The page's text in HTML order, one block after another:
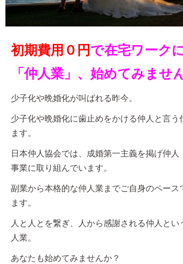
初期費用０円 で在宅ワーク
「仲人業」、始めてみませ
少子化や晩婚化が叫ばれる昨今。
少子化や晩婚化に歯止めをかける仲人と言う
ます。
日本仲人協会では、成婚第一主義を掲げ仲人
事業に取り組んでいます。
副業から本格的な仲人業までご自身のペース
ます。
人と人とを繋ぎ、人から感謝される仲人とい
人業。
あなたも始めてみませんか？